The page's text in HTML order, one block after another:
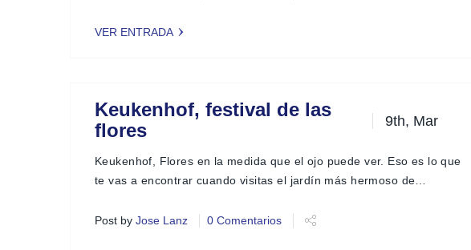
VER ENTRADA
Keukenhof, festival de las
flores
9th, Mar
Keukenhof, Flores en la medida que el ojo puede ver. Eso es lo que
te vas a encontrar cuando visitas el jardín más hermoso de…
Post by Jose Lanz 0 Comentarios